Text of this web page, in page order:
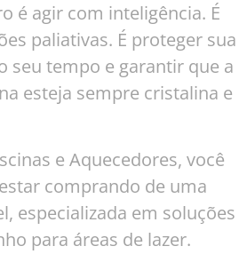
é agir com inteligência. É
paliativas. É proteger sua
seu tempo e garantir que a
esteja sempre cristalina e
e Aquecedores, você
comprando de uma
especializada em soluções
para áreas de lazer.